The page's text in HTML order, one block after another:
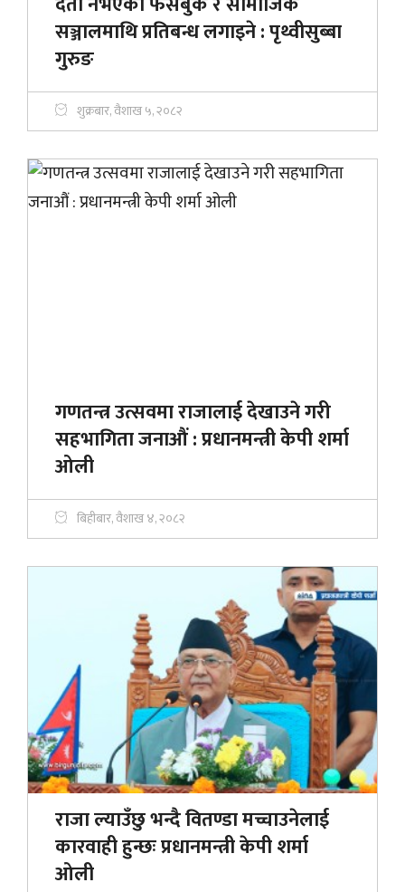
सञ्जालमाथि प्रतिबन्ध लगाइने : पृथ्वीसुब्बा
गुरुङ
शुक्रबार, वैशाख ५, २०८२
गणतन्त्र उत्सवमा राजालाई देखाउने गरी
सहभागिता जनाऔं : प्रधानमन्त्री केपी शर्मा
ओली
बिहीबार, वैशाख ४, २०८२
राजा ल्याउँछु भन्दै वितण्डा मच्चाउनेलाई
कारवाही हुन्छः प्रधानमन्त्री केपी शर्मा
ओली